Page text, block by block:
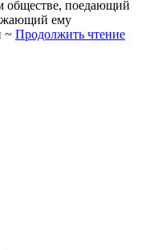
обществе, поедающий
ему
~ Продолжить чтение